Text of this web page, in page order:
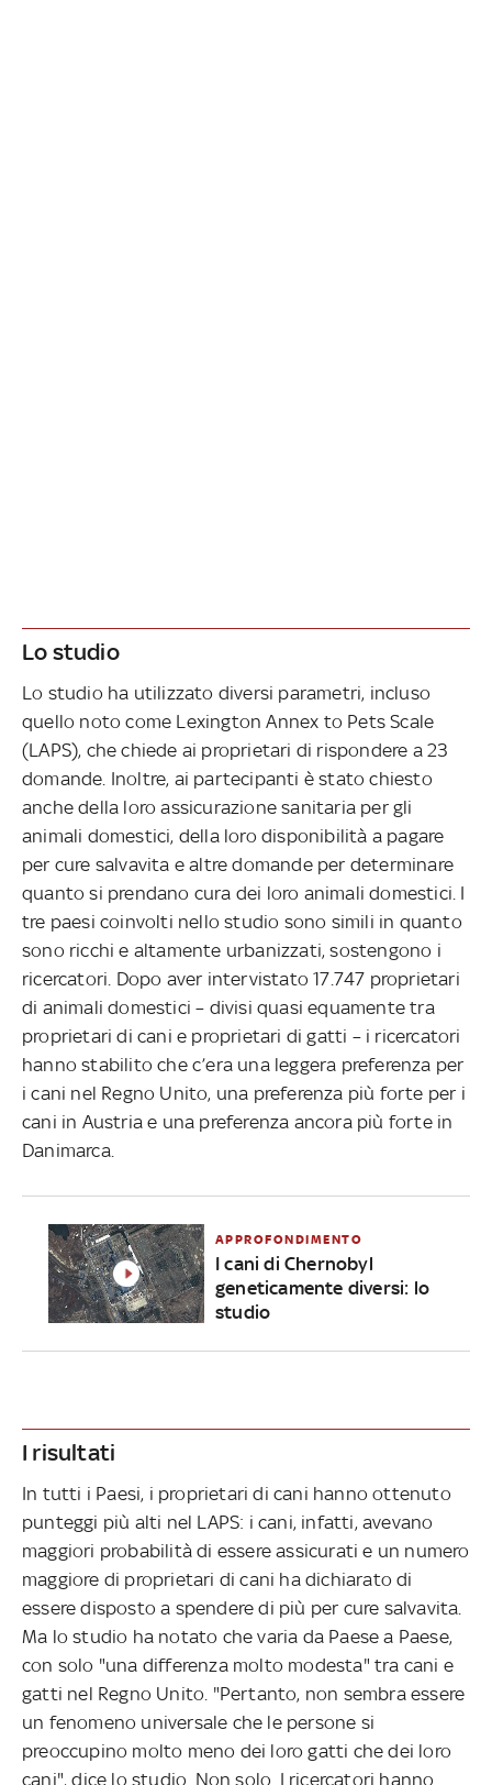
Lo studio
Lo studio ha utilizzato diversi parametri, incluso
quello noto come Lexington Annex to Pets Scale
(LAPS), che chiede ai proprietari di rispondere a 23
domande. Inoltre, ai partecipanti è stato chiesto
anche della loro assicurazione sanitaria per gli
animali domestici, della loro disponibilità a pagare
per cure salvavita e altre domande per determinare
quanto si prendano cura dei loro animali domestici. I
tre paesi coinvolti nello studio sono simili in quanto
sono ricchi e altamente urbanizzati, sostengono i
ricercatori. Dopo aver intervistato 17.747 proprietari
di animali domestici – divisi quasi equamente tra
proprietari di cani e proprietari di gatti – i ricercatori
hanno stabilito che c’era una leggera preferenza per
i cani nel Regno Unito, una preferenza più forte per i
cani in Austria e una preferenza ancora più forte in
Danimarca.
APPROFONDIMENTO
I cani di Chernobyl
geneticamente diversi: lo
studio
I risultati
In tutti i Paesi, i proprietari di cani hanno ottenuto
punteggi più alti nel LAPS: i cani, infatti, avevano
maggiori probabilità di essere assicurati e un numero
maggiore di proprietari di cani ha dichiarato di
essere disposto a spendere di più per cure salvavita.
Ma lo studio ha notato che varia da Paese a Paese,
con solo "una differenza molto modesta" tra cani e
gatti nel Regno Unito. "Pertanto, non sembra essere
un fenomeno universale che le persone si
preoccupino molto meno dei loro gatti che dei loro
cani", dice lo studio. Non solo. I ricercatori hanno